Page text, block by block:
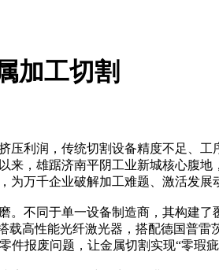
加工切割
利润，传统切割设备精度不足、工
来，雄踞济南平阴工业新城核心腹
万千企业破解加工难题、激活发展
不同于单一设备制造商，其构建
高性能光纤激光器，搭配德国普雷
件报废问题，让金属切割实现“零瑕疵